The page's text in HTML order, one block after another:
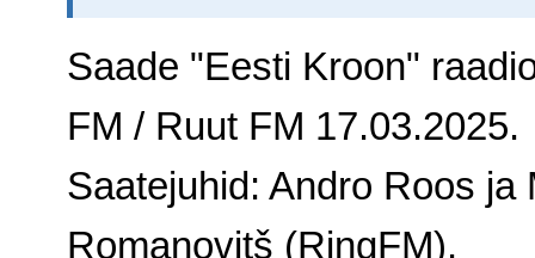
Saade "Eesti Kroon"
FM / Ruut FM 17.03.2025.
Saatejuhid: Andro Roos ja
Romanovitš (RingFM).